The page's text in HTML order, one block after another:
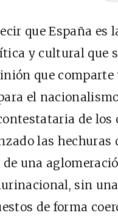
que España es
y cultural que
que
el
de los
las hechuras
una
sin
de forma
márgenes